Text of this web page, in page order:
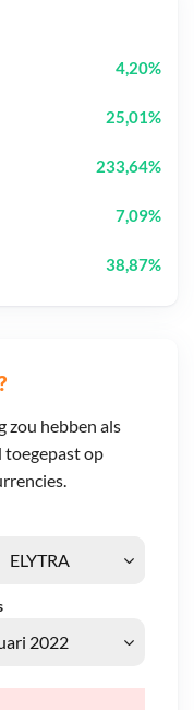
zou hebben als
toegepast op
4,20%
25,01%
233,64%
7,09%
38,87%